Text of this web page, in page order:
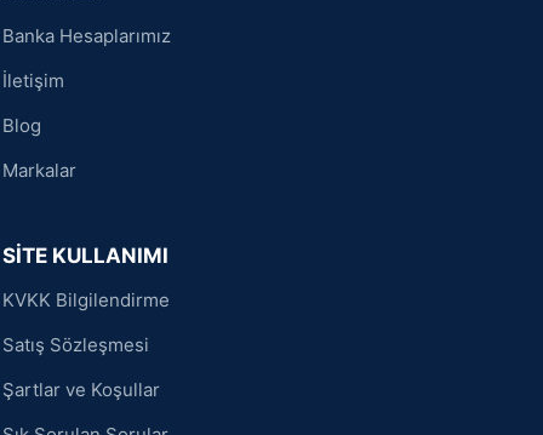
Banka Hesaplarımız
İletişim
Blog
Markalar
SİTE KULLANIMI
KVKK Bilgilendirme
Satış Sözleşmesi
Şartlar ve Koşullar